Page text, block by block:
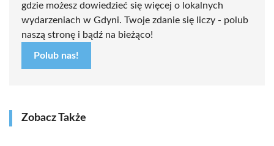
gdzie możesz dowiedzieć się więcej o lokalnych
wydarzeniach w Gdyni. Twoje zdanie się liczy - polub
naszą stronę i bądź na bieżąco!
Polub nas!
Zobacz Także